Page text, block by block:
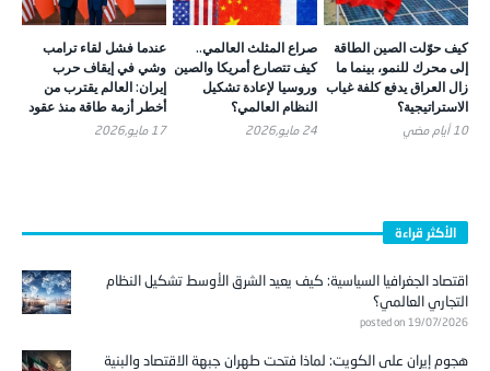
كيف حوّلت الصين الطاقة
إلى محرك للنمو، بينما ما
زال العراق يدفع كلفة غياب
الاستراتيجية؟
10 أيام ‎مضي
صراع المثلث العالمي..
كيف تتصارع أمريكا والصين
وروسيا لإعادة تشكيل
النظام العالمي؟
24 مايو,2026
عندما فشل لقاء ترامب
وشي في إيقاف حرب
إيران: العالم يقترب من
أخطر أزمة طاقة منذ عقود
17 مايو,2026
الأكثر قراءة
اقتصاد الجغرافيا السياسية: كيف يعيد الشرق الأوسط تشكيل النظام
التجاري العالمي؟
posted on 19/07/2026
هجوم إيران على الكويت: لماذا فتحت طهران جبهة الاقتصاد والبنية